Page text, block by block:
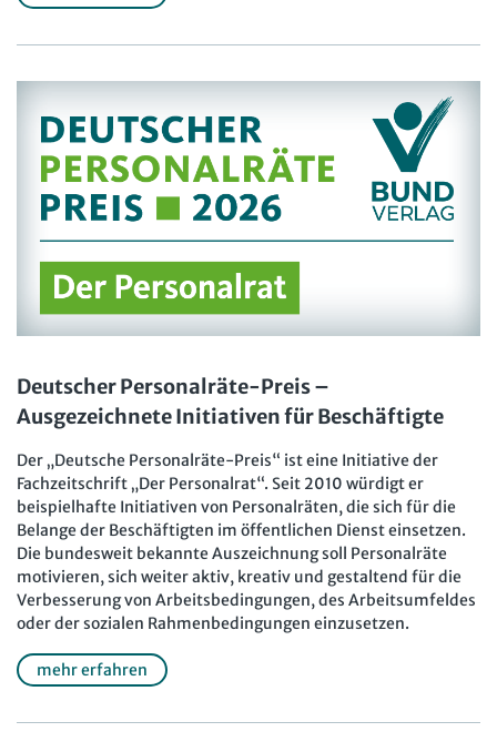
Deutscher Personalräte-Preis –
Ausgezeichnete Initiativen für Beschäftigte
Der „Deutsche Personalräte-Preis“ ist eine Initiative der
Fachzeitschrift „Der Personalrat“. Seit 2010 würdigt er
beispielhafte Initiativen von Personalräten, die sich für die
Belange der Beschäftigten im öffentlichen Dienst einsetzen.
Die bundesweit bekannte Auszeichnung soll Personalräte
motivieren, sich weiter aktiv, kreativ und gestaltend für die
Verbesserung von Arbeitsbedingungen, des Arbeitsumfeldes
oder der sozialen Rahmenbedingungen einzusetzen.
mehr erfahren